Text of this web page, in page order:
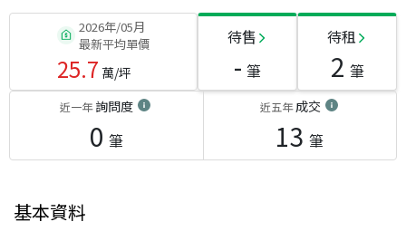
2026年/05月
最新平均單價
25.7 萬/坪
待售
- 筆
待租
2 筆
近一年詢問度
0 筆
近五年成交
13 筆
基本資料